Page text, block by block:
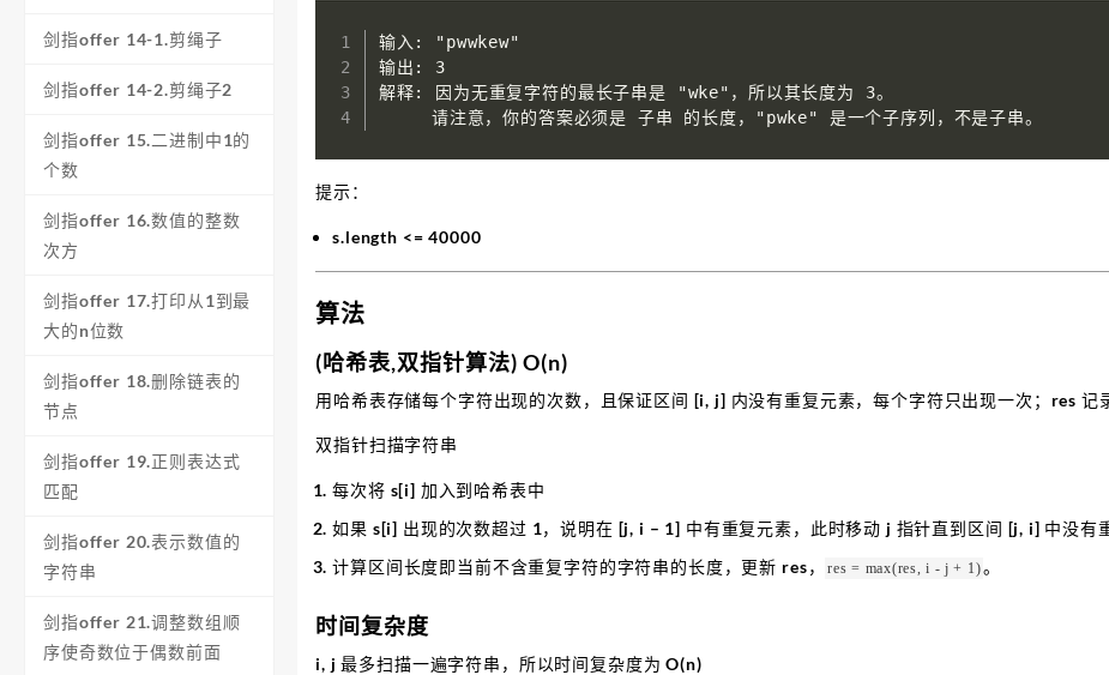
输入: "pwwkew"
输出: 3
解释: 因为无重复字符的最长子串是 "wke"，所以其长度为 3。
请注意，你的答案必须是 子串 的长度，"pwke" 是一个子序列，不是子串。
提示：
s.length <= 40000
算法
(哈希表,双指针算法) O(n)
用哈希表存储每个字符出现的次数，且保证区间 [i, j] 内没有重复元素，每个字符只出现一次；res 记
双指针扫描字符串
每次将 s[i] 加入到哈希表中
如果 s[i] 出现的次数超过 1，说明在 [j, i – 1] 中有重复元素，此时移动 j 指针直到区间 [j, i] 中没有
计算区间长度即当前不含重复字符的字符串的长度，更新 res，
res = max(res, i - j + 1)。
时间复杂度
i, j 最多扫描一遍字符串，所以时间复杂度为 O(n)
剑指offer 14-1.剪绳子
剑指offer 14-2.剪绳子2
剑指offer 15.二进制中1的
个数
剑指offer 16.数值的整数
次方
剑指offer 17.打印从1到最
大的n位数
剑指offer 18.删除链表的
节点
剑指offer 19.正则表达式
匹配
剑指offer 20.表示数值的
字符串
剑指offer 21.调整数组顺
序使奇数位于偶数前面